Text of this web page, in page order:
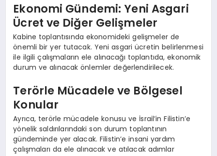
Ekonomi Gündemi: Yeni Asgari
Ücret ve Diğer Gelişmeler
Kabine toplantısında ekonomideki gelişmeler de
önemli bir yer tutacak. Yeni asgari ücretin belirlenmesi
ile ilgili çalışmaların ele alınacağı toplantıda, ekonomik
durum ve alınacak önlemler değerlendirilecek.
Terörle Mücadele ve Bölgesel
Konular
Ayrıca, terörle mücadele konusu ve İsrail’in Filistin’e
yönelik saldırılarındaki son durum toplantının
gündeminde yer alacak. Filistin’e insani yardım
çalışmaları da ele alınacak ve atılacak adımlar